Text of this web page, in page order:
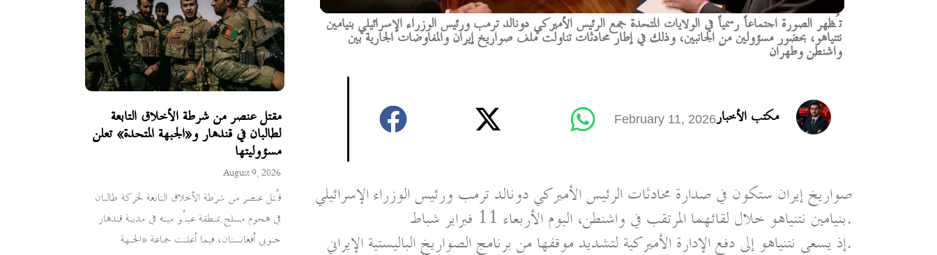
مقتل عنصر من شرطة الأخلاق التابعة
لطالبان في قندهار و«الجبهة المتحدة» تعلن
مسؤوليتها
August 9, 2026
قُتل عنصر من شرطة الأخلاق التابعة لحركة طالبان
في هجوم مسلح بمنطقة عينُو مينه في مدينة قندهار
جنوبي أفغانستان، فيما أعلنت جماعة «الجبهة
تُظهر الصورة اجتماعاً رسمياً في الولايات المتحدة جمع الرئيس الأميركي دونالد ترمب ورئيس الوزراء الإسرائيلي بنيامين
نتنياهو، بحضور مسؤولين من الجانبين، وذلك في إطار محادثات تناولت ملف صواريخ إيران والمفاوضات الجارية بين
واشنطن وطهران
مكتب الأخبارFebruary 11, 2026
صواريخ إيران ستكون في صدارة محادثات الرئيس الأميركي دونالد ترمب ورئيس الوزراء الإسرائيلي
بنيامين نتنياهو خلال لقائهما المرتقب في واشنطن، اليوم الأربعاء 11 فبراير شباط.
إذ يسعى نتنياهو إلى دفع الإدارة الأميركية لتشديد موقفها من برنامج الصواريخ الباليستية الإيراني.